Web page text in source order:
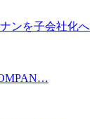
ンを子会社化へ